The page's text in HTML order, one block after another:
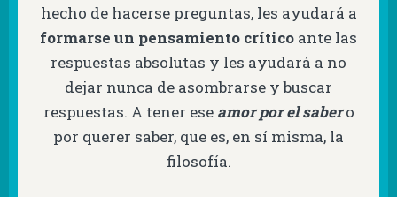
hecho de hacerse preguntas, les ayudará a
formarse un pensamiento crítico ante las
respuestas absolutas y les ayudará a no
dejar nunca de asombrarse y buscar
respuestas. A tener ese amor por el sabero
por querer saber, que es, en sí misma, la
filosofía.